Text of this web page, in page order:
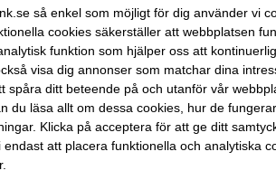
| sorterade färger | 4st
så enkel som möjligt för dig använder vi
cookies säkerställer att webbplatsen
funktion som hjälper oss att
visa dig annonser som matchar dina
spåra ditt beteende på och utanför vår
du läsa allt om dessa cookies, hur de
Klicka på acceptera för att ge ditt
att placera funktionella och analytiska